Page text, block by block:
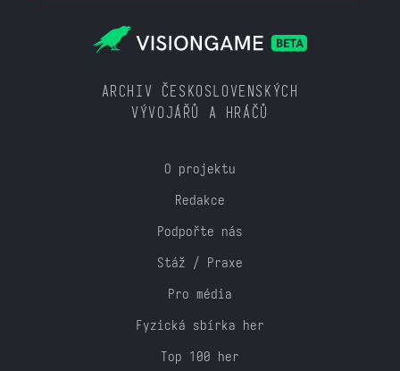
ARCHIV ČESKOSLOVENSKÝCH
VÝVOJÁŘŮ A HRÁČŮ
O projektu
Redakce
Podpořte nás
Stáž / Praxe
Pro média
Fyzická sbírka her
Top 100 her